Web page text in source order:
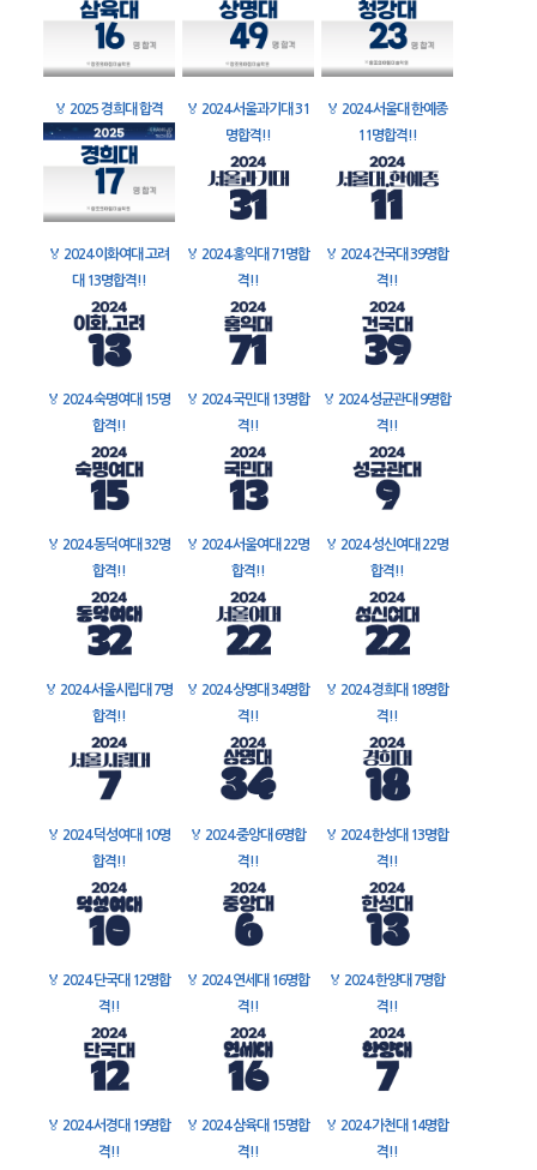
🏅 2025 경희대 합격 🏅 2024 서울과기대 31
명합격!!
🏅 2024 서울대 한예종
11명합격!!
🏅 2024 이화여대 고려
대 13명합격!!
🏅 2024 홍익대 71명합
격!!
🏅 2024 건국대 39명합
격!!
🏅 2024 숙명여대 15명
합격!!
🏅 2024 국민대 13명합
격!!
🏅 2024 성균관대 9명합
격!!
🏅 2024 동덕여대 32명
합격!!
🏅 2024 서울여대 22명
합격!!
🏅 2024 성신여대 22명
합격!!
🏅 2024 서울시립대 7명
합격!!
🏅 2024 상명대 34명합
격!!
🏅 2024 경희대 18명합
격!!
🏅 2024 덕성여대 10명
합격!!
🏅 2024 중앙대 6명합
격!!
🏅 2024 한성대 13명합
격!!
🏅 2024 단국대 12명합
격!!
🏅 2024 연세대 16명합
격!!
🏅 2024 한양대 7명합
격!!
🏅 2024 서경대 19명합
격!!
🏅 2024 삼육대 15명합
격!!
🏅 2024 가천대 14명합
격!!